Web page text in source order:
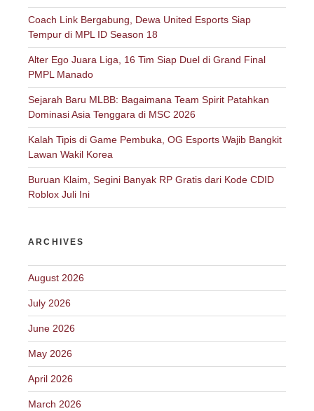
Coach Link Bergabung, Dewa United Esports Siap
Tempur di MPL ID Season 18
Alter Ego Juara Liga, 16 Tim Siap Duel di Grand Final
PMPL Manado
Sejarah Baru MLBB: Bagaimana Team Spirit Patahkan
Dominasi Asia Tenggara di MSC 2026
Kalah Tipis di Game Pembuka, OG Esports Wajib Bangkit
Lawan Wakil Korea
Buruan Klaim, Segini Banyak RP Gratis dari Kode CDID
Roblox Juli Ini
ARCHIVES
August 2026
July 2026
June 2026
May 2026
April 2026
March 2026